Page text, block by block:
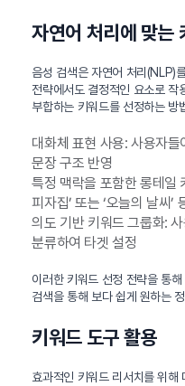
자연어 처리에 맞는
음성 검색은 자연어 처리(NLP)
전략에서도 결정적인 요소로 작
부합하는 키워드를 선정하는 방
대화체 표현 사용: 사용자
문장 구조 반영
특정 맥락을 포함한 롱테일
피자집’ 또는 ‘오늘의 날씨’
의도 기반 키워드 그룹화:
분류하여 타겟 설정
이러한 키워드 선정 전략을 통해
검색을 통해 보다 쉽게 원하는
키워드 도구 활용
효과적인 키워드 리서치를 위해